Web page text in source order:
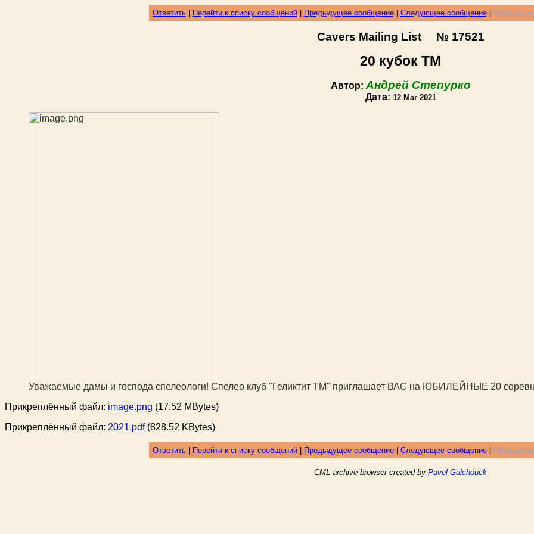
Ответить| Перейти к списку сообщений| Предыдущее сообщение| Следующее сообщение|
Cavers Mailing List № 17521
20 кубок ТМ
Автор: Андрей Степурко
Дата: 12 Mar 2021
Уважаемые дамы и господа спелеологи! Спелео клуб "Геликтит ТМ" приглашает ВАС на ЮБИЛЕЙНЫЕ 20
Прикреплённый файл: image.png (17.52 MBytes)
Прикреплённый файл: 2021.pdf(828.52 KBytes)
Ответить| Перейти к списку сообщений| Предыдущее сообщение| Следующее сообщение|
CML archive browser created by Pavel Gulchouck